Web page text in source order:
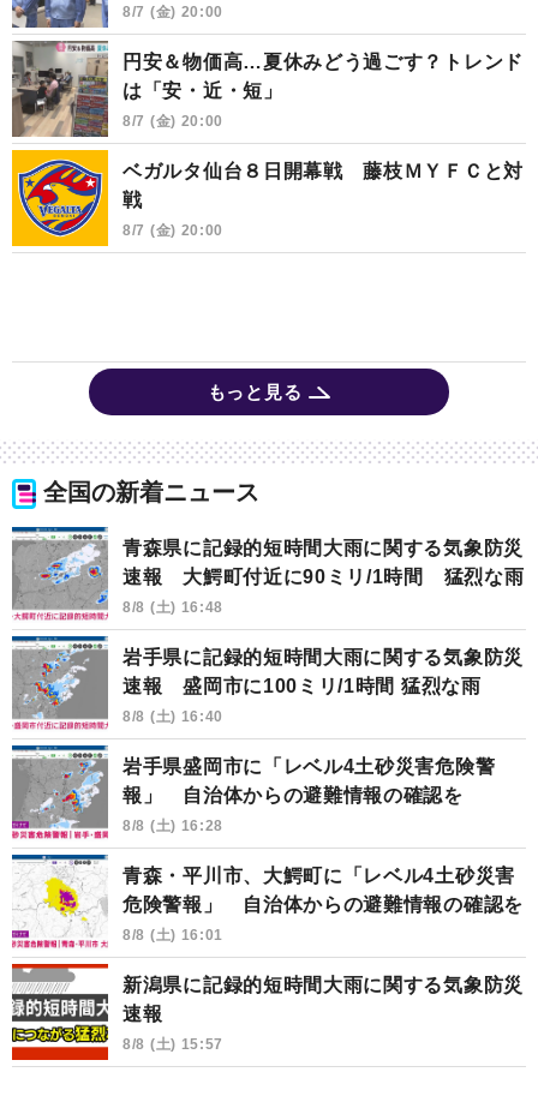
8/7 (金) 20:00
円安＆物価高…夏休みどう過ごす？トレンド
は「安・近・短」
8/7 (金) 20:00
ベガルタ仙台８日開幕戦 藤枝ＭＹＦＣと対
戦
8/7 (金) 20:00
もっと見る
全国の新着ニュース
青森県に記録的短時間大雨に関する気象防災
速報 大鰐町付近に90ミリ/1時間 猛烈な雨
8/8 (土) 16:48
岩手県に記録的短時間大雨に関する気象防災
速報 盛岡市に100ミリ/1時間 猛烈な雨
8/8 (土) 16:40
岩手県盛岡市に「レベル4土砂災害危険警
報」 自治体からの避難情報の確認を
8/8 (土) 16:28
青森・平川市、大鰐町に「レベル4土砂災害
危険警報」 自治体からの避難情報の確認を
8/8 (土) 16:01
新潟県に記録的短時間大雨に関する気象防災
速報
8/8 (土) 15:57